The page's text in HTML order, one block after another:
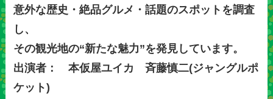
意外な歴史・絶品グルメ・話題のスポットを調査
し、
その観光地の“新たな魅力”を発見しています。
出演者： 本仮屋ユイカ 斉藤慎二(ジャングルポ
ケット)